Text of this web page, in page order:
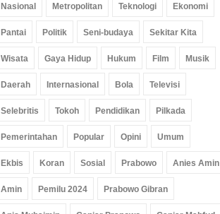
Nasional Metropolitan Teknologi Ekonomi
Pantai Politik Seni-budaya Sekitar Kita
Wisata Gaya Hidup Hukum Film Musik
Daerah Internasional Bola Televisi
Selebritis Tokoh Pendidikan Pilkada
Pemerintahan Popular Opini Umum
Ekbis Koran Sosial Prabowo Anies Amin
Amin Pemilu 2024 Prabowo Gibran